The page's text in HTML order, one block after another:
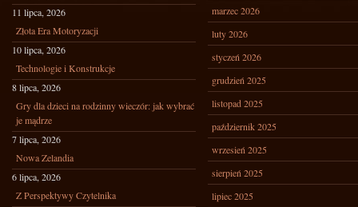
11 lipca, 2026
Złota Era Motoryzacji
10 lipca, 2026
Technologie i Konstrukcje
8 lipca, 2026
Gry dla dzieci na rodzinny wieczór: jak wybrać
je mądrze
7 lipca, 2026
Nowa Zelandia
6 lipca, 2026
Z Perspektywy Czytelnika
marzec 2026
luty 2026
styczeń 2026
grudzień 2025
listopad 2025
październik 2025
wrzesień 2025
sierpień 2025
lipiec 2025